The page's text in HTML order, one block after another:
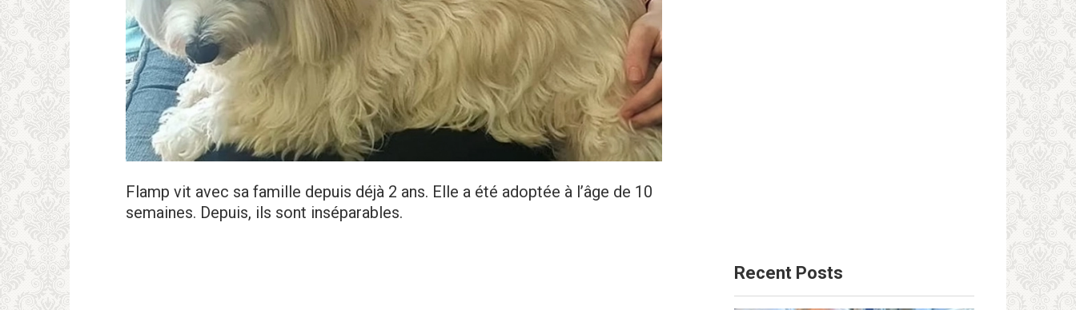
Flamp vit avec sa famille depuis déjà 2 ans. Elle a été adoptée à l’âge de 10
semaines. Depuis, ils sont inséparables.
Recent Posts